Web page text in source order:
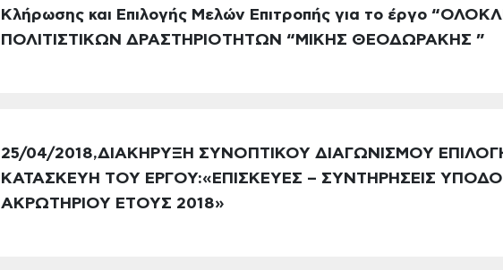
Κλήρωσης και Επιλογής Μελών Επιτροπής για το έργο
ΠΟΛΙΤΙΣΤΙΚΩΝ ΔΡΑΣΤΗΡΙΟΤΗΤΩΝ “ΜΙΚΗΣ ΘΕΟΔΩΡΑΚΗΣ ”
25/04/2018,ΔΙΑΚΗΡΥΞΗ ΣΥΝΟΠΤΙΚΟΥ ΔΙΑΓΩΝΙΣΜΟΥ
ΚΑΤΑΣΚΕΥΗ ΤΟΥ ΕΡΓΟΥ:«ΕΠΙΣΚΕΥΕΣ – ΣΥΝΤΗΡΗΣΕΙΣ
ΑΚΡΩΤΗΡΙΟΥ ΕΤΟΥΣ 2018»